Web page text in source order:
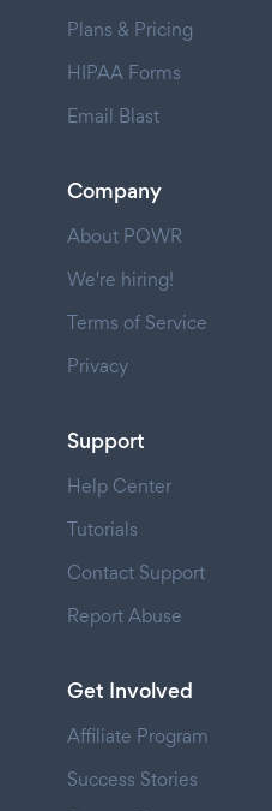
Plans & Pricing
HIPAA Forms
Email Blast
Company
About POWR
We're hiring!
Terms of Service
Privacy
Support
Help Center
Tutorials
Contact Support
Report Abuse
Get Involved
Affiliate Program
Success Stories